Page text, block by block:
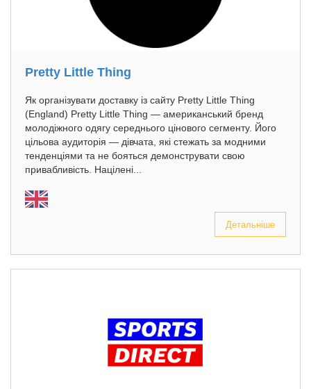
Pretty Little Thing
Як організувати доставку із сайту Pretty Little Thing
(England) Pretty Little Thing — американський бренд
молодіжного одягу середнього цінового сегменту. Його
цільова аудиторія — дівчата, які стежать за модними
тенденціями та не бояться демонструвати свою
привабливість. Націлені...
Детальніше